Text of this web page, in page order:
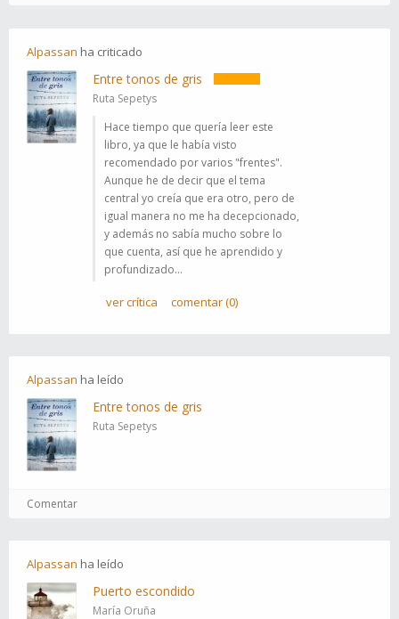
Alpassan ha criticado
Entre tonos de gris
Ruta Sepetys
Hace tiempo que quería leer este
libro, ya que le había visto
recomendado por varios "frentes".
Aunque he de decir que el tema
central yo creía que era otro, pero de
igual manera no me ha decepcionado,
y además no sabía mucho sobre lo
que cuenta, así que he aprendido y
profundizado...
ver crítica comentar (0)
Alpassan ha leído
Entre tonos de gris
Ruta Sepetys
Comentar
Alpassan ha leído
Puerto escondido
María Oruña